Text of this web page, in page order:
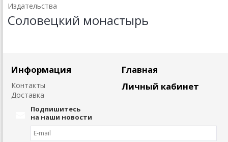
Издательства
Соловецкий монастырь
Информация
Контакты
Доставка
Главная
Личный кабинет
Подпишитесь
на наши новости